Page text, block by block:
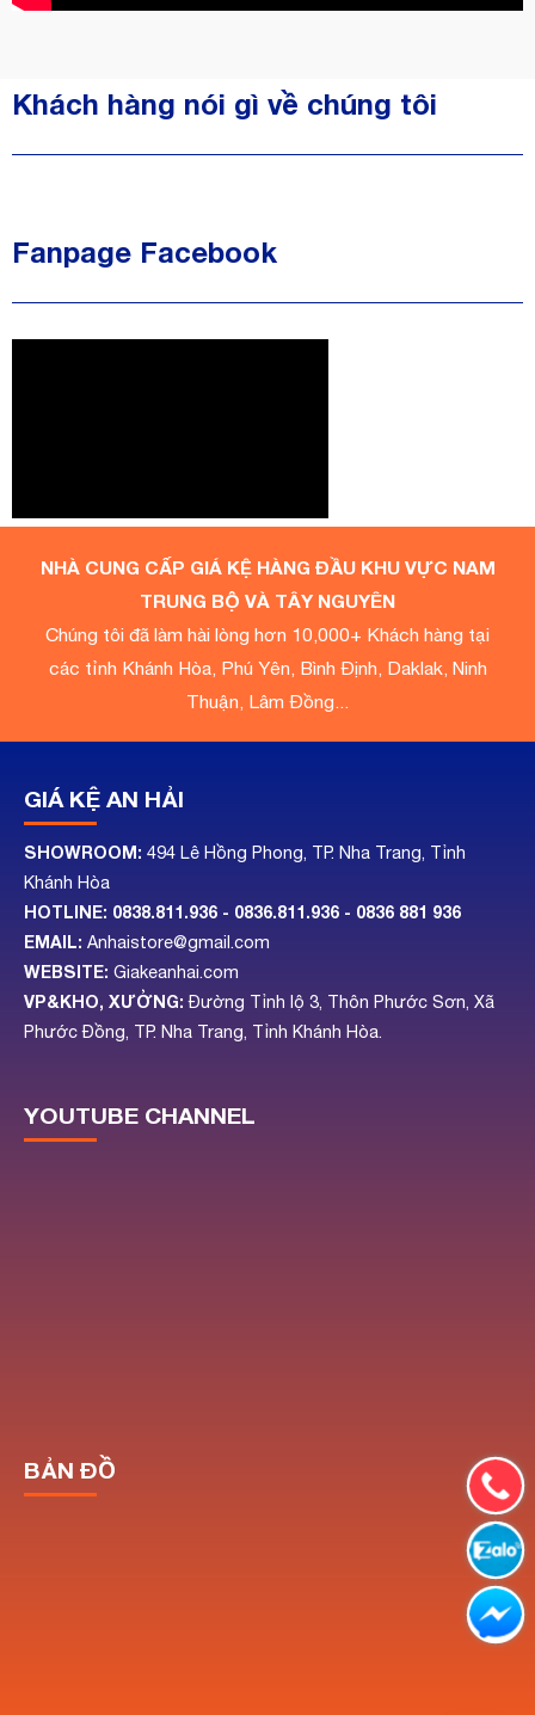
Khách hàng nói gì về chúng tôi
Fanpage Facebook
NHÀ CUNG CẤP GIÁ KỆ HÀNG ĐẦU KHU VỰC NAM
TRUNG BỘ VÀ TÂY NGUYÊN
Chúng tôi đã làm hài lòng hơn 10,000+ Khách hàng tại
các tỉnh Khánh Hòa, Phú Yên, Bình Định, Daklak, Ninh
Thuận, Lâm Đồng...
GIÁ KỆ AN HẢI
SHOWROOM: 494 Lê Hồng Phong, TP. Nha Trang, Tỉnh
Khánh Hòa
HOTLINE: 0838.811.936 - 0836.811.936 - 0836 881 936
EMAIL: Anhaistore@gmail.com
WEBSITE: Giakeanhai.com
VP&KHO, XƯỞNG: Đường Tỉnh lộ 3, Thôn Phước Sơn, Xã
Phước Đồng, TP. Nha Trang, Tỉnh Khánh Hòa.
YOUTUBE CHANNEL
BẢN ĐỒ